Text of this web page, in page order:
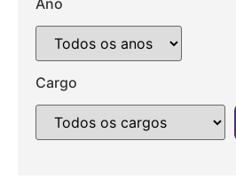
Ano
Cargo